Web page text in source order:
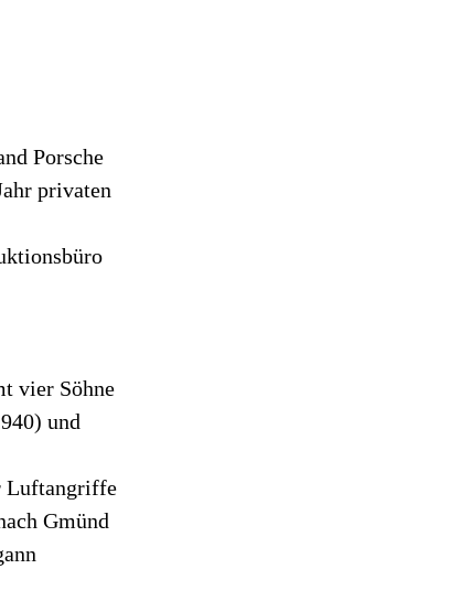
Porsche
privaten
vier Söhne
und
Luftangriffe
Gmünd